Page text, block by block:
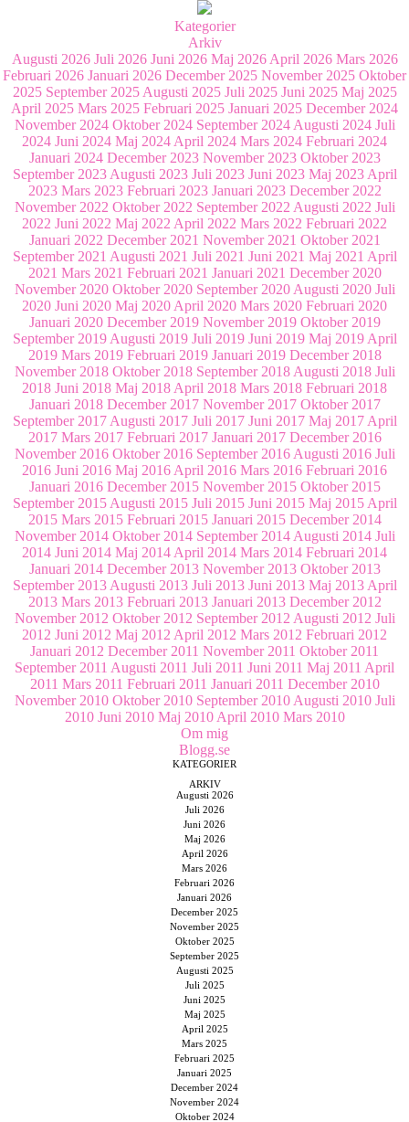
Kategorier
Arkiv
Augusti 2026 Juli 2026 Juni 2026 Maj 2026 April 2026 Mars 2026
Februari 2026 Januari 2026 December 2025 November 2025 Oktober
2025 September 2025 Augusti 2025 Juli 2025 Juni 2025 Maj 2025
April 2025 Mars 2025 Februari 2025 Januari 2025 December 2024
November 2024 Oktober 2024 September 2024 Augusti 2024 Juli
2024 Juni 2024 Maj 2024 April 2024 Mars 2024 Februari 2024
Januari 2024 December 2023 November 2023 Oktober 2023
September 2023 Augusti 2023 Juli 2023 Juni 2023 Maj 2023 April
2023 Mars 2023 Februari 2023 Januari 2023 December 2022
November 2022 Oktober 2022 September 2022 Augusti 2022 Juli
2022 Juni 2022 Maj 2022 April 2022 Mars 2022 Februari 2022
Januari 2022 December 2021 November 2021 Oktober 2021
September 2021 Augusti 2021 Juli 2021 Juni 2021 Maj 2021 April
2021 Mars 2021 Februari 2021 Januari 2021 December 2020
November 2020 Oktober 2020 September 2020 Augusti 2020 Juli
2020 Juni 2020 Maj 2020 April 2020 Mars 2020 Februari 2020
Januari 2020 December 2019 November 2019 Oktober 2019
September 2019 Augusti 2019 Juli 2019 Juni 2019 Maj 2019 April
2019 Mars 2019 Februari 2019 Januari 2019 December 2018
November 2018 Oktober 2018 September 2018 Augusti 2018 Juli
2018 Juni 2018 Maj 2018 April 2018 Mars 2018 Februari 2018
Januari 2018 December 2017 November 2017 Oktober 2017
September 2017 Augusti 2017 Juli 2017 Juni 2017 Maj 2017 April
2017 Mars 2017 Februari 2017 Januari 2017 December 2016
November 2016 Oktober 2016 September 2016 Augusti 2016 Juli
2016 Juni 2016 Maj 2016 April 2016 Mars 2016 Februari 2016
Januari 2016 December 2015 November 2015 Oktober 2015
September 2015 Augusti 2015 Juli 2015 Juni 2015 Maj 2015 April
2015 Mars 2015 Februari 2015 Januari 2015 December 2014
November 2014 Oktober 2014 September 2014 Augusti 2014 Juli
2014 Juni 2014 Maj 2014 April 2014 Mars 2014 Februari 2014
Januari 2014 December 2013 November 2013 Oktober 2013
September 2013 Augusti 2013 Juli 2013 Juni 2013 Maj 2013 April
2013 Mars 2013 Februari 2013 Januari 2013 December 2012
November 2012 Oktober 2012 September 2012 Augusti 2012 Juli
2012 Juni 2012 Maj 2012 April 2012 Mars 2012 Februari 2012
Januari 2012 December 2011 November 2011 Oktober 2011
September 2011 Augusti 2011 Juli 2011 Juni 2011 Maj 2011 April
2011 Mars 2011 Februari 2011 Januari 2011 December 2010
November 2010 Oktober 2010 September 2010 Augusti 2010 Juli
2010 Juni 2010 Maj 2010 April 2010 Mars 2010
Om mig
Blogg.se
KATEGORIER
ARKIV
Augusti 2026
Juli 2026
Juni 2026
Maj 2026
April 2026
Mars 2026
Februari 2026
Januari 2026
December 2025
November 2025
Oktober 2025
September 2025
Augusti 2025
Juli 2025
Juni 2025
Maj 2025
April 2025
Mars 2025
Februari 2025
Januari 2025
December 2024
November 2024
Oktober 2024